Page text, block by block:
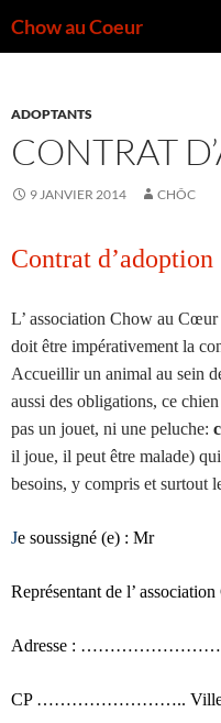
auChow au Coeur
ADOPTANTS
CONTRAT
9 JANVIER 2014 CHÔC
Contrat d’adoption
L’ association Chow au Cœur
doit être impérativement la
Accueillir un animal au sein
aussi des obligations, ce
pas un jouet, ni une peluche:
il joue, il peut être malade)
besoins, y compris et surtout
Je soussigné (e)
Représentant de l’
Adresse :
CP ……………………..